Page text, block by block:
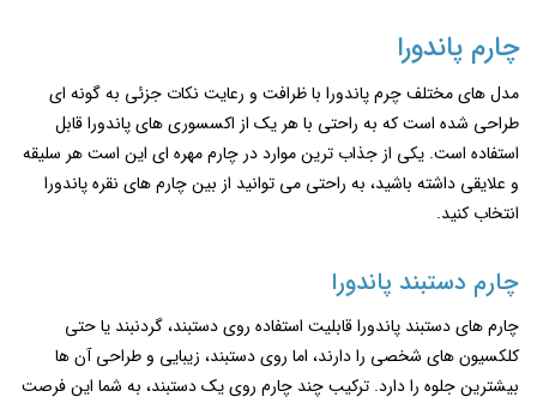
چارم پاندورا
مدل های مختلف چرم پاندورا با ظرافت و رعایت نکات جزئی به گونه ای
طراحی شده است که به راحتی با هر یک از اکسسوری های پاندورا قابل
استفاده است. یکی از جذاب ترین موارد در چارم مهره ای این است هر سلیقه
و علایقی داشته باشید، به راحتی می توانید از بین چارم های نقره پاندورا
انتخاب کنید.
چارم دستبند پاندورا
چارم های دستبند پاندورا قابلیت استفاده روی دستبند، گردنبند یا حتی
کلکسیون ‌های شخصی را دارند، اما روی دستبند، زیبایی و طراحی آن‌ ها
بیشترین جلوه را دارد. ترکیب چند چارم روی یک دستبند، به شما این فرصت